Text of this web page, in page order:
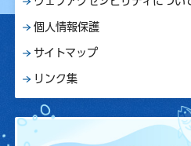
個人情報保護
サイトマップ
リンク集